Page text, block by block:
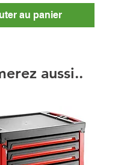
au panier
aussi..